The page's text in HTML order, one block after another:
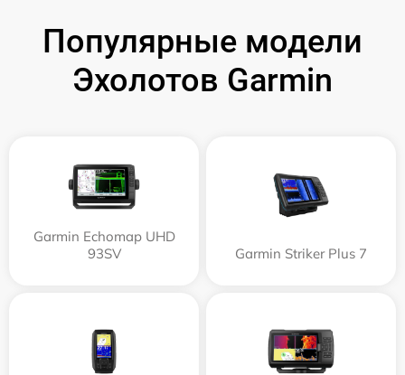
Популярные модели
Эхолотов Garmin
Garmin Echomap UHD
93SV
Garmin Striker Plus 7